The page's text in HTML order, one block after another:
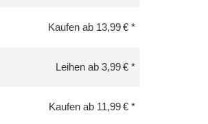
Kaufen ab 13,99 €
Leihen ab 3,99 €
Kaufen ab 11,99 €